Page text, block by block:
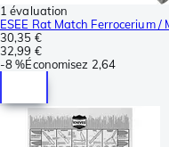
1 évaluation
ESEE Rat Match Ferrocerium /
30,35 €
32,99 €
-8 %Économisez 2,64